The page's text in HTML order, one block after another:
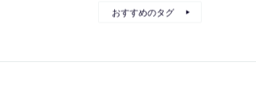
おすすめのタグ